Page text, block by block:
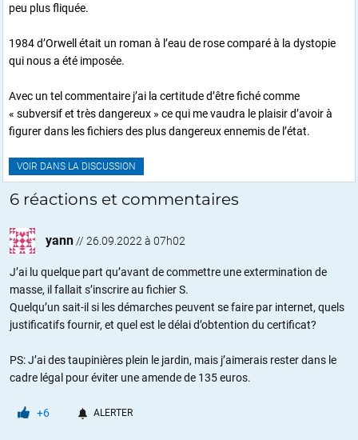
peu plus fliquée.
1984 d’Orwell était un roman à l’eau de rose comparé à la dystopie
qui nous a été imposée.
Avec un tel commentaire j’ai la certitude d’être fiché comme
« subversif et très dangereux » ce qui me vaudra le plaisir d’avoir à
figurer dans les fichiers des plus dangereux ennemis de l’état.
VOIR DANS LA DISCUSSION
6 réactions et commentaires
yann // 26.09.2022 à 07h02
J’ai lu quelque part qu’avant de commettre une extermination de
masse, il fallait s’inscrire au fichier S.
Quelqu’un sait-il si les démarches peuvent se faire par internet, quels
justificatifs fournir, et quel est le délai d’obtention du certificat?
PS: J’ai des taupinières plein le jardin, mais j’aimerais rester dans le
cadre légal pour éviter une amende de 135 euros.
+6 ALERTER